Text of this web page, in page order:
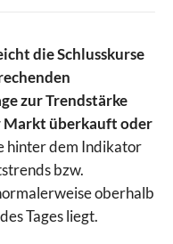
die Schlusskurse
zur Trendstärke
Markt überkauft oder
hinter dem Indikator
bzw.
oberhalb
Tages liegt.